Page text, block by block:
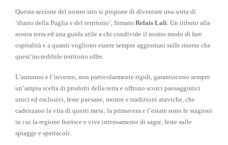
Questa sezione del nostro sito si propone di diventare una sorta di
‘diario della Puglia e del territorio’, firmato Relais Lalì . Un tributo alla
nostra terra ed una guida utile a chi condivide il nostro modo di fare
ospitalità e a quanti vogliono essere sempre aggiornati sulle risorse che
quest’incredibile territorio offre.
L’autunno e l’inverno, non particolarmente rigidi, garantiscono sempre
un’ampia scelta di prodotti della terra e offrono scorci paesaggistici
unici ed esclusivi, feste paesane, mostre e tradizioni ataviche, che
cadenzano la vita di questi mesi; la primavera e l’estate sono le stagioni
in cui la regione fiorisce e vive intensamente di sagre, feste sulle
spiagge e spettacoli.